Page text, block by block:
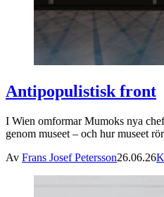
Antipopulistisk front
I Wien omformar Mumoks nya
genom museet – och hur museet
Av Frans Josef Petersson26.06.26